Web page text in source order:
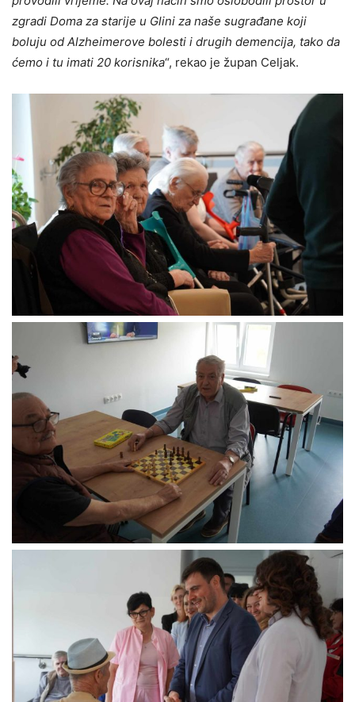
zgradi Doma za starije u Glini za naše sugrađane koji
boluju od Alzheimerove bolesti i drugih demencija, tako da
ćemo i tu imati 20 korisnika“, rekao je župan Celjak.